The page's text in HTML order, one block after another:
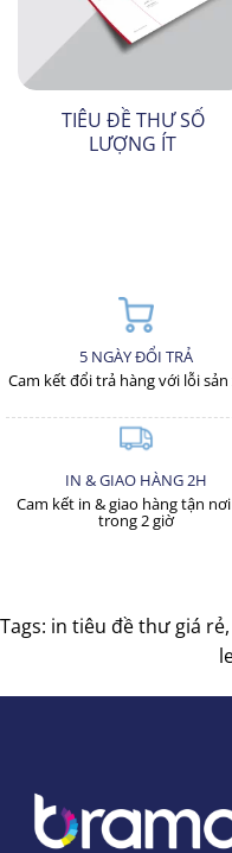
TIÊU ĐỀ THƯ SỐ
LƯỢNG ÍT
5 NGÀY ĐỔI TRẢ
Cam kết đổi trả hàng với lỗi
IN & GIAO HÀNG 2H
Cam kết in & giao hàng tận
trong 2 giờ
Tags: in tiêu đề thư giá